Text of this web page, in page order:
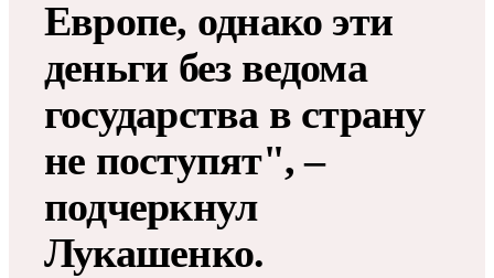
Европе, однако эти
деньги без ведома
государства в страну
не поступят", –
подчеркнул
Лукашенко.